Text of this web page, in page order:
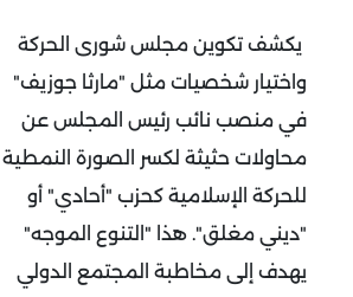
يكشف تكوين مجلس شورى الحركة
واختيار شخصيات مثل "مارثا جوزيف"
في منصب نائب رئيس المجلس عن
محاولات حثيثة لكسر الصورة النمطية
للحركة الإسلامية كحزب "أحادي" أو
"ديني مغلق". هذا "التنوع الموجه"
يهدف إلى مخاطبة المجتمع الدولي